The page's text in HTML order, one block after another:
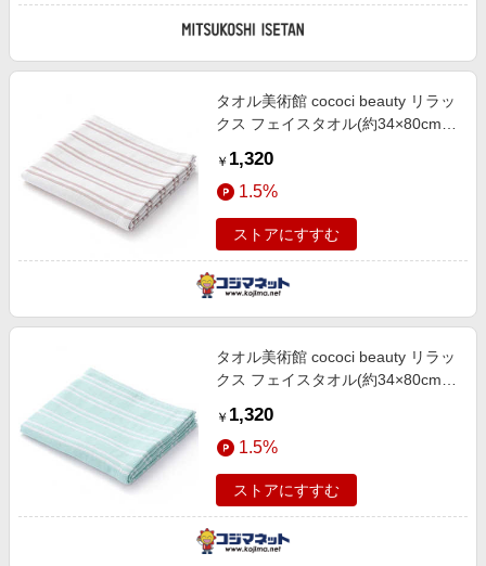
タオル美術館 cococi beauty リラッ
クス フェイスタオル(約34×80cm)
￥ 1,320
1.5%
ストアにすすむ
タオル美術館 cococi beauty リラッ
クス フェイスタオル(約34×80cm)
￥ 1,320
1.5%
ストアにすすむ